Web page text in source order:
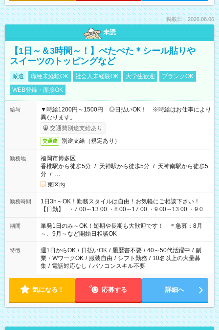
掲載日：2026.08.06
未読
【1日～＆3時間～！】ぺたぺた＊シール貼りや
スイーツのトッピングなど
派遣 職種未経験OK 社会人未経験OK 大学生歓迎
ブランクOK
WEB登録・面接OK
給与
▼時給1200円～1500円 ◎日払いOK！ ※時給はお仕事により
異なります。
交通費別途支給あり
交通費 別途支給（規定あり）
勤務地
福岡市博多区
香椎駅から徒歩5分 / 天神駅から徒歩5分 / 天神南駅から徒歩5
分 / …
東区内
勤務時間
1日3h～OK！勤務スタイルは自由！お気軽にご相談下さい！
【日勤】 ・7:00～13:00 ・8:00～17:00 ・9:00～13:00 ・9:00
～18:00 ・10:00～19:00 ・13:00～18:00 ・15:00～20:00 ・
16:00～19:00 【夜勤】 ・17:00～21:00 ・18:00～23:00 ・
21:00～翌6:00 ・23:00～翌8:00 など（他時間多数あり！）
期間
単発1日のみ～OK！短期や長期も大歓迎です！ ＊急募：8月
～、9月～など開始日相談OK
特徴 週1日からOK / 日払いOK / 履歴書不要 / 40～50代活躍中 / 副
業・WワークOK / 服装自由 / シフト勤務 / 10名以上の大量募
集 / 電話対応なし / パソコンスキル不要
気になる！ 応募する 詳細へ